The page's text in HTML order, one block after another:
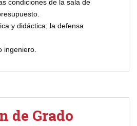
condiciones de la sala de
y didáctica; la defensa
ingeniero.
de Grado